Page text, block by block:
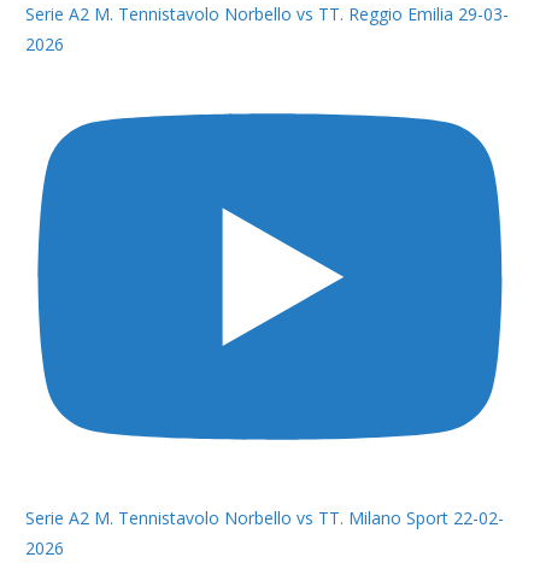
Serie A2 M. Tennistavolo Norbello vs TT. Reggio Emilia 29-03-
2026
Serie A2 M. Tennistavolo Norbello vs TT. Milano Sport 22-02-
2026